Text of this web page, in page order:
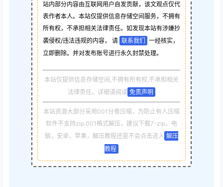
站内部分内容由互联网用户自发贡献，该文观点仅代
表作者本人。本站仅提供信息存储空间服务，不拥有
所有权，不承担相关法律责任。如发现本站有涉嫌抄
袭侵权/违法违规的内容， 请 联系我们
一经核实，
立即删除。并对发布账号进行永久封禁处理。
本站仅提供信息存储空间,不拥有所有权,不承担相关
法律责任。详细请阅读 免责声明
本站资源大部分采用001分卷压缩，为防止有人压缩
软件不支持zip.001格式解压，建议下载7-zip，电
脑，安卓，苹果，解压教程还是不会点击进入 解压
教程